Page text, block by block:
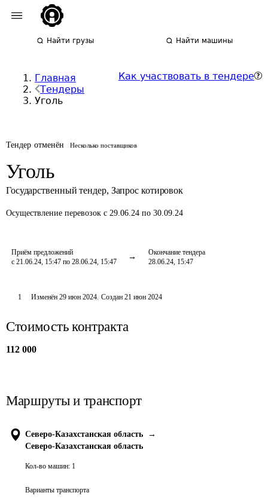
Найти грузы Найти машины
Главная
Тендеры
Уголь
Как участвовать в тендере
Тендер отменён Несколько поставщиков
Уголь
Государственный тендер, Запрос котировок
Осуществление перевозок с 29.06.24 по 30.09.24
Приём предложений
с 21.06.24, 15:47 по 28.06.24, 15:47
Окончание тендера
28.06.24, 15:47
1 Изменён 29 июн 2024. Создан 21 июн 2024
Стоимость контракта
112 000
Маршруты и транспорт
Северо-Казахстанская область
→
Северо-Казахстанская область
Кол-во машин: 1
Варианты транспорта